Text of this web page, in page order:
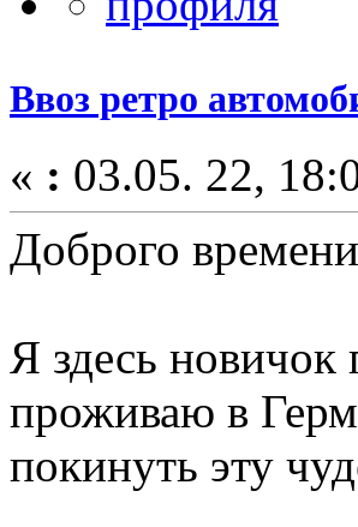
Ввоз ретро
« : 03.05. 22,
Доброго
Я здесь новичок
проживаю в
покинуть эту